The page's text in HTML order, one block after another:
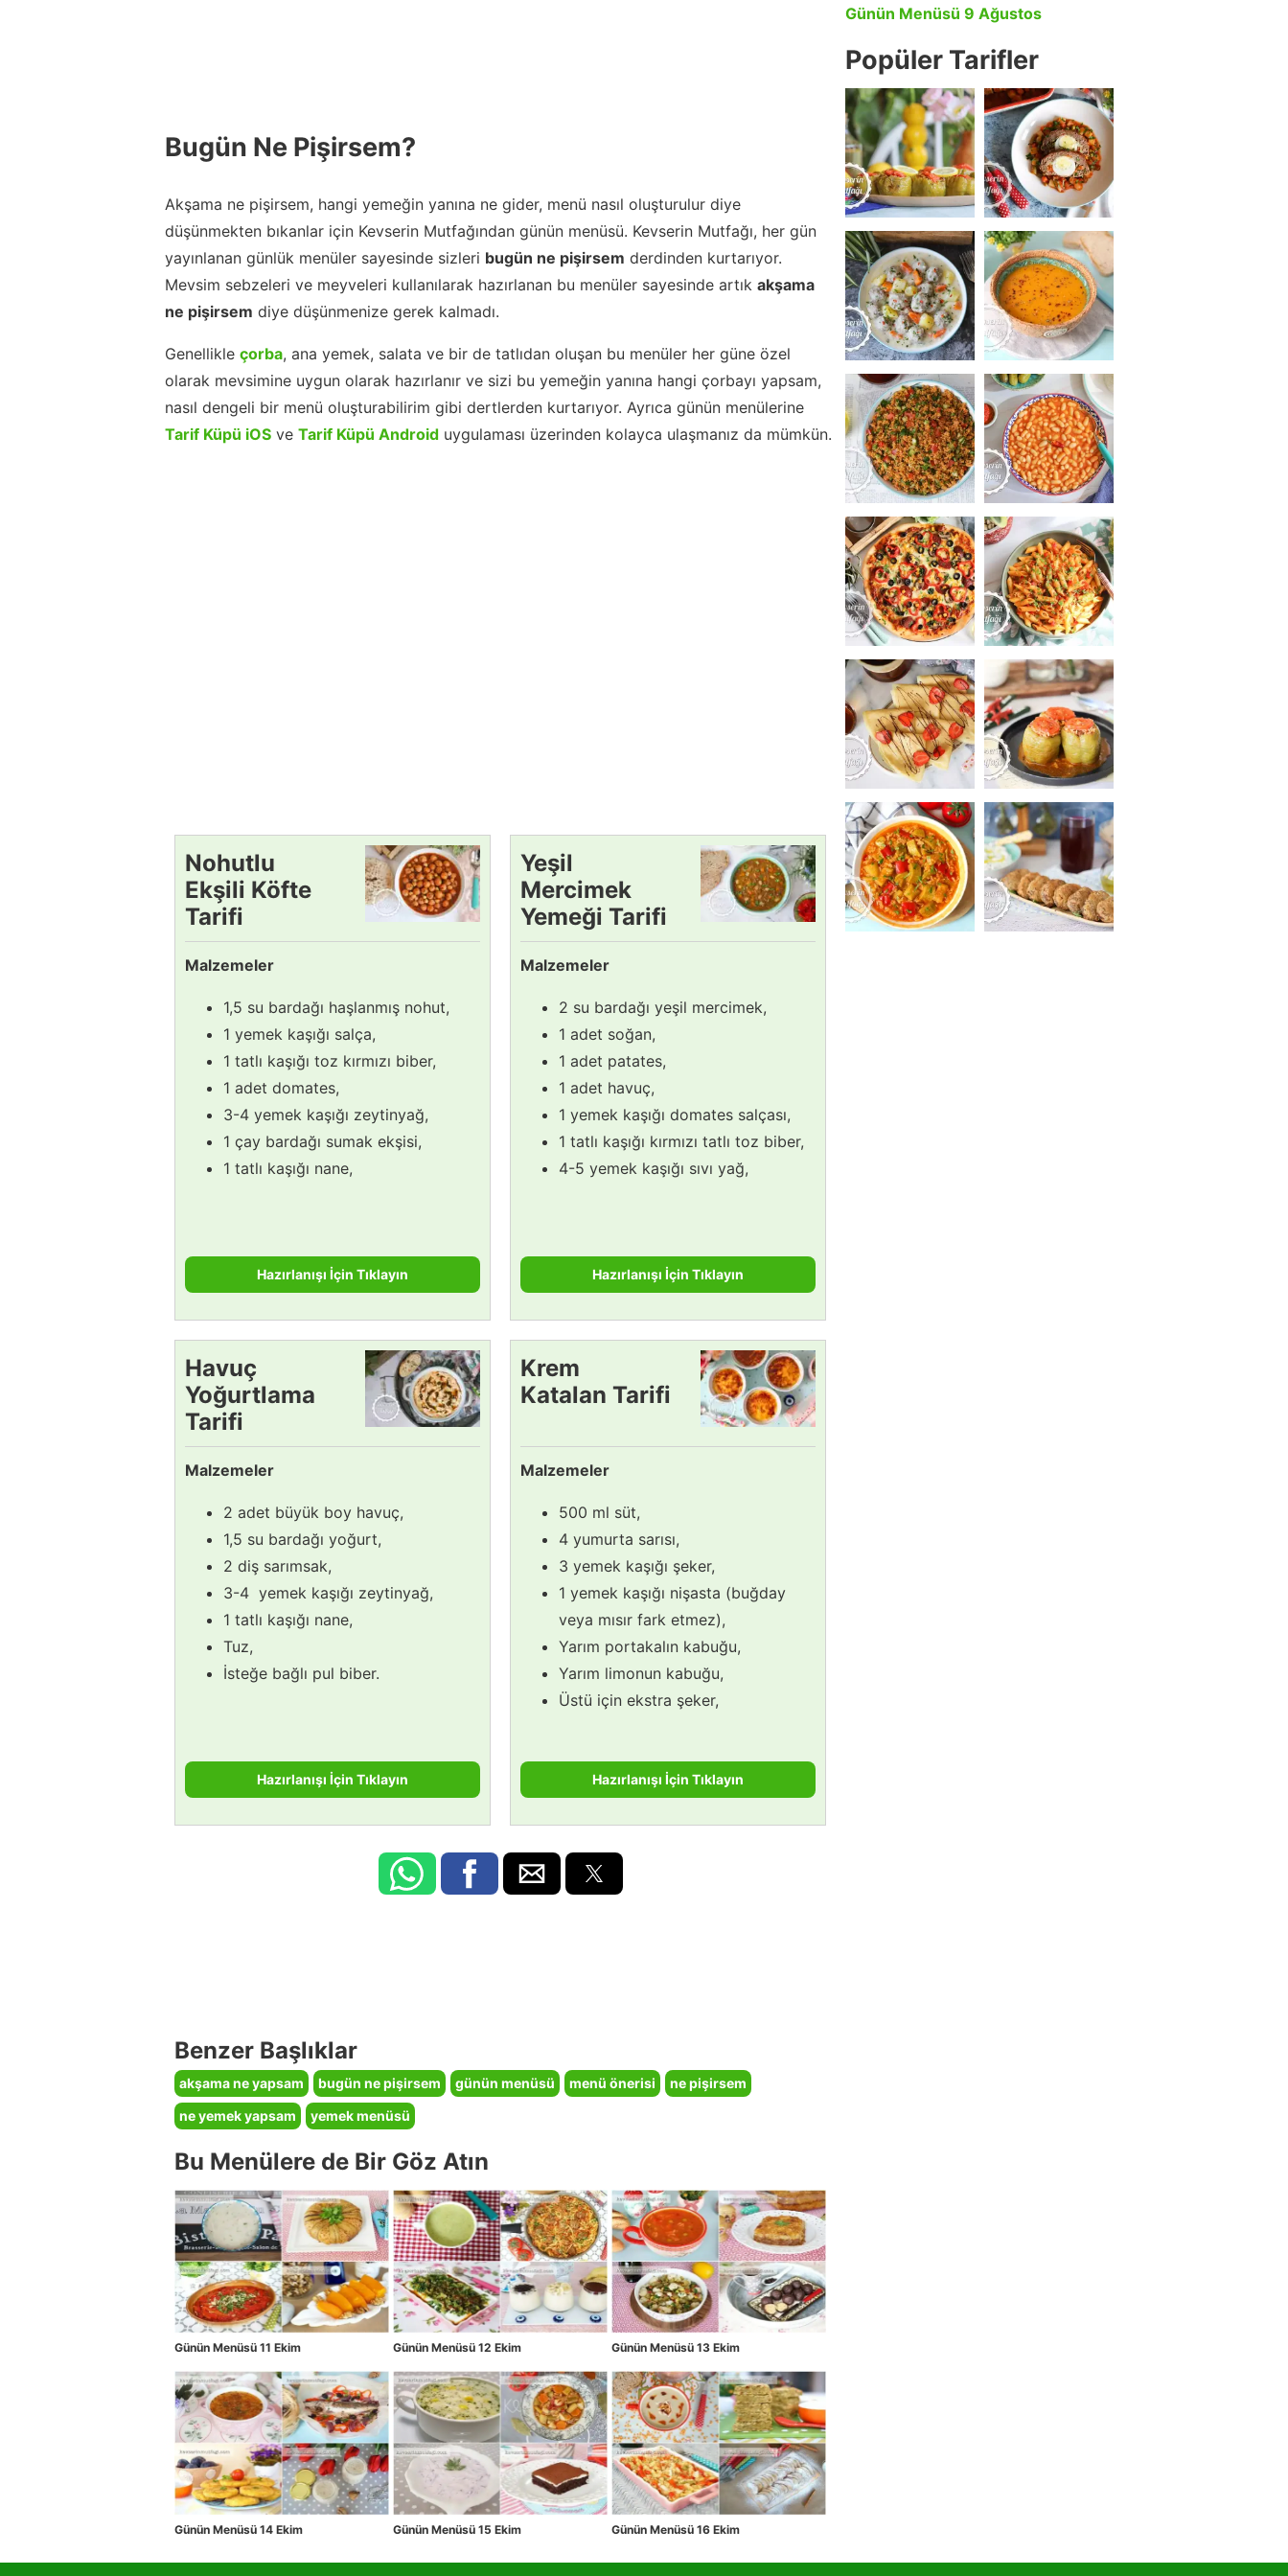
Bugün Ne Pişirsem?
Akşama ne pişirsem, hangi yemeğin yanına ne gider, menü nasıl oluşturulur diye
düşünmekten bıkanlar için Kevserin Mutfağından günün menüsü. Kevserin Mutfağı, her gün
yayınlanan günlük menüler sayesinde sizleri bugün ne pişirsem derdinden kurtarıyor.
Mevsim sebzeleri ve meyveleri kullanılarak hazırlanan bu menüler sayesinde artık akşama
ne pişirsem diye düşünmenize gerek kalmadı.
Genellikle çorba, ana yemek, salata ve bir de tatlıdan oluşan bu menüler her güne özel
olarak mevsimine uygun olarak hazırlanır ve sizi bu yemeğin yanına hangi çorbayı yapsam,
nasıl dengeli bir menü oluşturabilirim gibi dertlerden kurtarıyor. Ayrıca günün menülerine
Tarif Küpü iOS ve Tarif Küpü Android uygulaması üzerinden kolayca ulaşmanız da mümkün.
Nohutlu
Ekşili Köfte
Tarifi
Malzemeler
1,5 su bardağı haşlanmış nohut,
1 yemek kaşığı salça,
1 tatlı kaşığı toz kırmızı biber,
1 adet domates,
3-4 yemek kaşığı zeytinyağ,
1 çay bardağı sumak ekşisi,
1 tatlı kaşığı nane,
Hazırlanışı İçin Tıklayın
Yeşil
Mercimek
Yemeği Tarifi
Malzemeler
2 su bardağı yeşil mercimek,
1 adet soğan,
1 adet patates,
1 adet havuç,
1 yemek kaşığı domates salçası,
1 tatlı kaşığı kırmızı tatlı toz biber,
4-5 yemek kaşığı sıvı yağ,
Hazırlanışı İçin Tıklayın
Havuç
Yoğurtlama
Tarifi
Malzemeler
2 adet büyük boy havuç,
1,5 su bardağı yoğurt,
2 diş sarımsak,
3-4 yemek kaşığı zeytinyağ,
1 tatlı kaşığı nane,
Tuz,
İsteğe bağlı pul biber.
Hazırlanışı İçin Tıklayın
Krem
Katalan Tarifi
Malzemeler
500 ml süt,
4 yumurta sarısı,
3 yemek kaşığı şeker,
1 yemek kaşığı nişasta (buğday
veya mısır fark etmez),
Yarım portakalın kabuğu,
Yarım limonun kabuğu,
Üstü için ekstra şeker,
Hazırlanışı İçin Tıklayın
Benzer Başlıklar
akşama ne yapsam bugün ne pişirsem günün menüsü menü önerisi
ne pişirsem
ne yemek yapsam
yemek menüsü
Bu Menülere de Bir Göz Atın
Günün Menüsü 11 Ekim Günün Menüsü 12 Ekim Günün Menüsü 13 Ekim
Günün Menüsü 14 Ekim Günün Menüsü 15 Ekim Günün Menüsü 16 Ekim
Günün Menüsü 9 Ağustos
Popüler Tarifler